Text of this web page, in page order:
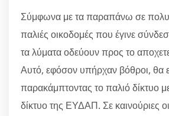
Σύμφωνα με τα παραπάνω σε
παλιές οικοδομές που έγινε
τα λύματα οδεύουν προς το
Αυτό, εφόσον υπήρχαν βόθροι, θα
παρακάμπτοντας το παλιό δίκτυο
δίκτυο της ΕΥΔΑΠ. Σε καινούριες